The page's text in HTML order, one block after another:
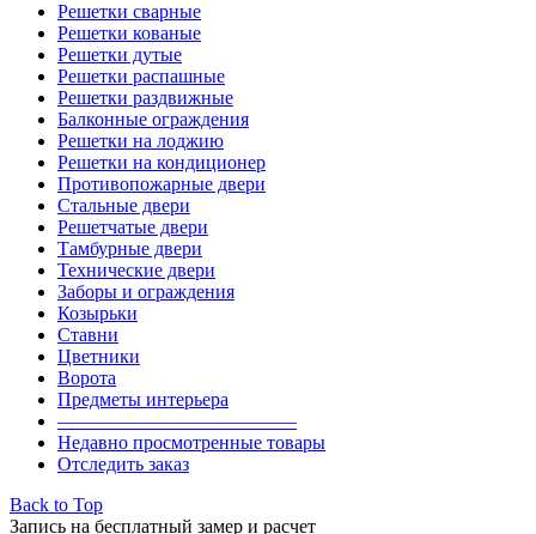
Решетки сварные
Решетки кованые
Решетки дутые
Решетки распашные
Решетки раздвижные
Балконные ограждения
Решетки на лоджию
Решетки на кондиционер
Противопожарные двери
Стальные двери
Решетчатые двери
Тамбурные двери
Технические двери
Заборы и ограждения
Козырьки
Ставни
Цветники
Ворота
Предметы интерьера
————————————–
Недавно просмотренные товары
Отследить заказ
Back to Top
Запись на бесплатный замер и расчет